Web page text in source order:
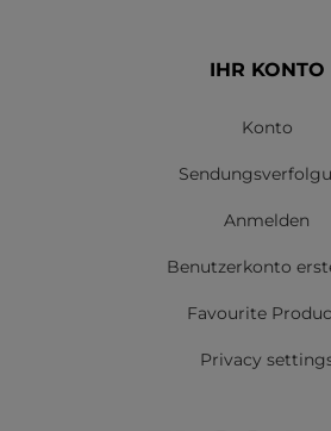
IHR KONTO
Konto
Anmelden
Benutzerkonto
Favourite
Privacy